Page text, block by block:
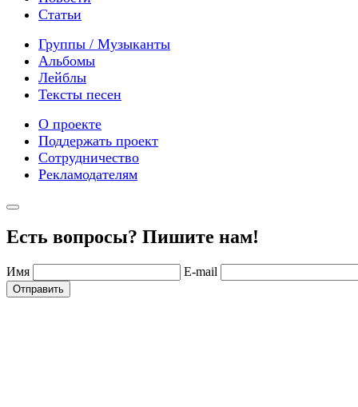
Статьи
Группы / Музыканты
Альбомы
Лейблы
Тексты песен
О проекте
Поддержать проект
Сотрудничество
Рекламодателям
Есть вопросы? Пишите нам!
Имя E-mail